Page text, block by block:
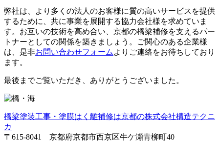
弊社は、より多くの法人のお客様に質の高いサービスを提供
するために、共に事業を展開する協力会社様を求めていま
す。お互いの技術を高め合い、京都の橋梁補修を支えるパー
トナーとしての関係を築きましょう。ご関心のある企業様
は、是非お問い合わせフォームよりご連絡をお待ちしており
ます。
最後までご覧いただき、ありがとうございました。
橋梁塗装工事・塗膜はく離補修は京都の株式会社構造テクニ
カ
〒615-8041 京都府京都市西京区牛ケ瀬青柳町40